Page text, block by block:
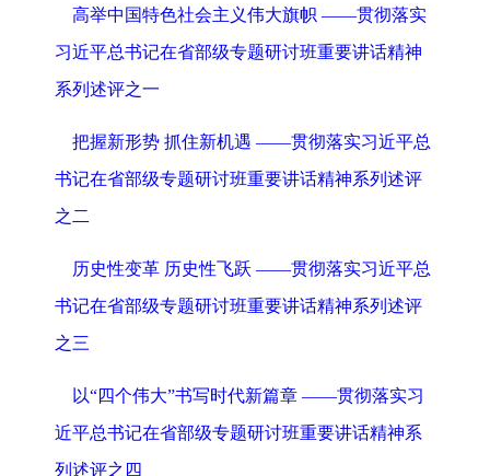
高举中国特色社会主义伟大旗帜 ——贯彻落实
习近平总书记在省部级专题研讨班重要讲话精神
系列述评之一
把握新形势 抓住新机遇 ——贯彻落实习近平总
书记在省部级专题研讨班重要讲话精神系列述评
之二
历史性变革 历史性飞跃 ——贯彻落实习近平总
书记在省部级专题研讨班重要讲话精神系列述评
之三
以“四个伟大”书写时代新篇章 ——贯彻落实习
近平总书记在省部级专题研讨班重要讲话精神系
列述评之四